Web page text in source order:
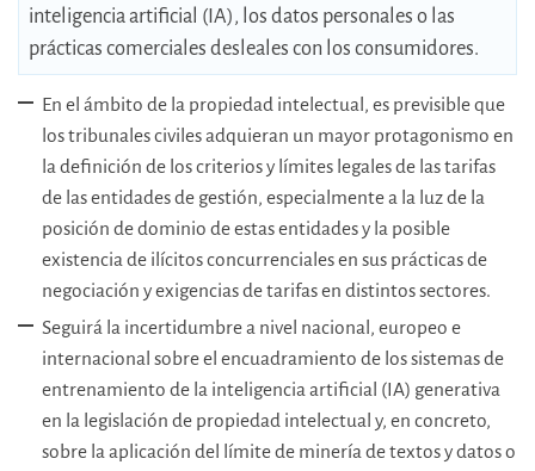
inteligencia artificial (IA), los datos personales o las
prácticas comerciales desleales con los consumidores.
En el ámbito de la propiedad intelectual, es previsible que
los tribunales civiles adquieran un mayor protagonismo en
la definición de los criterios y límites legales de las tarifas
de las entidades de gestión, especialmente a la luz de la
posición de dominio de estas entidades y la posible
existencia de ilícitos concurrenciales en sus prácticas de
negociación y exigencias de tarifas en distintos sectores.
Seguirá la incertidumbre a nivel nacional, europeo e
internacional sobre el encuadramiento de los sistemas de
entrenamiento de la inteligencia artificial (IA) generativa
en la legislación de propiedad intelectual y, en concreto,
sobre la aplicación del límite de minería de textos y datos o